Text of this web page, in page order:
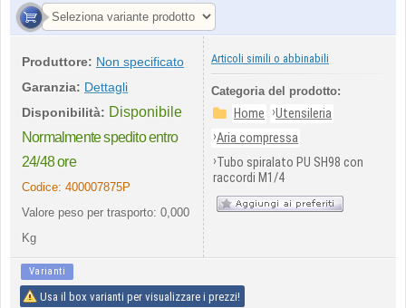
Produttore: Non specificato
Garanzia: Dettagli
Disponibilità: Disponibile
Normalmente spedito entro
24/48 ore
Codice: 400007875P
Valore peso per trasporto: 0,000
Kg
Articoli simili o abbinabili
Categoria del prodotto:
Home ›Utensileria
›Aria compressa
›Tubo spiralato PU SH98 con
raccordi M1/4
Varianti
Usa il box varianti per visualizzare i prezzi!